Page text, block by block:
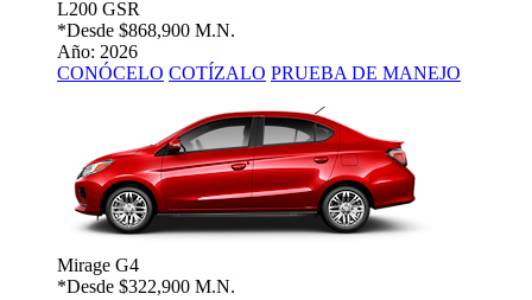
L200 GSR
*Desde $868,900 M.N.
Año: 2026
CONÓCELO COTÍZALO PRUEBA DE MANEJO
Mirage G4
*Desde $322,900 M.N.